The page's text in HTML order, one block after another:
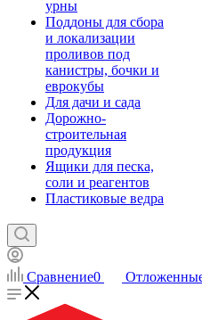
урны
Поддоны для сбора
и локализации
проливов под
канистры, бочки и
еврокубы
Для дачи и сада
Дорожно-
строительная
продукция
Ящики для песка,
соли и реагентов
Пластиковые ведра
Сравнение0